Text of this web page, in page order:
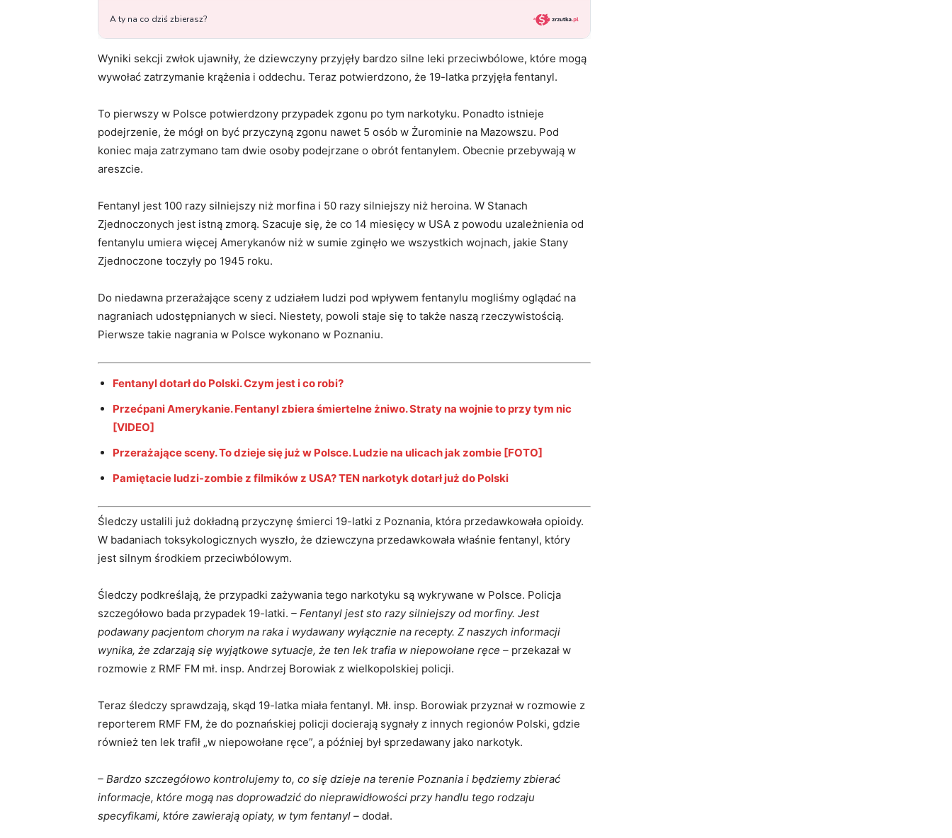
Wyniki sekcji zwłok ujawniły, że dziewczyny przyjęły bardzo silne leki przeciwbólowe, które mogą
wywołać zatrzymanie krążenia i oddechu. Teraz potwierdzono, że 19-latka przyjęła fentanyl.
To pierwszy w Polsce potwierdzony przypadek zgonu po tym narkotyku. Ponadto istnieje
podejrzenie, że mógł on być przyczyną zgonu nawet 5 osób w Żurominie na Mazowszu. Pod
koniec maja zatrzymano tam dwie osoby podejrzane o obrót fentanylem. Obecnie przebywają w
areszcie.
Fentanyl jest 100 razy silniejszy niż morfina i 50 razy silniejszy niż heroina. W Stanach
Zjednoczonych jest istną zmorą. Szacuje się, że co 14 miesięcy w USA z powodu uzależnienia od
fentanylu umiera więcej Amerykanów niż w sumie zginęło we wszystkich wojnach, jakie Stany
Zjednoczone toczyły po 1945 roku.
Do niedawna przerażające sceny z udziałem ludzi pod wpływem fentanylu mogliśmy oglądać na
nagraniach udostępnianych w sieci. Niestety, powoli staje się to także naszą rzeczywistością.
Pierwsze takie nagrania w Polsce wykonano w Poznaniu.
Fentanyl dotarł do Polski. Czym jest i co robi?
Przećpani Amerykanie. Fentanyl zbiera śmiertelne żniwo. Straty na wojnie to przy tym nic
[VIDEO]
Przerażające sceny. To dzieje się już w Polsce. Ludzie na ulicach jak zombie [FOTO]
Pamiętacie ludzi-zombie z filmików z USA? TEN narkotyk dotarł już do Polski
Śledczy ustalili już dokładną przyczynę śmierci 19-latki z Poznania, która przedawkowała opioidy.
W badaniach toksykologicznych wyszło, że dziewczyna przedawkowała właśnie fentanyl, który
jest silnym środkiem przeciwbólowym.
Śledczy podkreślają, że przypadki zażywania tego narkotyku są wykrywane w Polsce. Policja
szczegółowo bada przypadek 19-latki. – Fentanyl jest sto razy silniejszy od morfiny. Jest
podawany pacjentom chorym na raka i wydawany wyłącznie na recepty. Z naszych informacji
wynika, że zdarzają się wyjątkowe sytuacje, że ten lek trafia w niepowołane ręce – przekazał w
rozmowie z RMF FM mł. insp. Andrzej Borowiak z wielkopolskiej policji.
Teraz śledczy sprawdzają, skąd 19-latka miała fentanyl. Mł. insp. Borowiak przyznał w rozmowie z
reporterem RMF FM, że do poznańskiej policji docierają sygnały z innych regionów Polski, gdzie
również ten lek trafił „w niepowołane ręce”, a później był sprzedawany jako narkotyk.
– Bardzo szczegółowo kontrolujemy to, co się dzieje na terenie Poznania i będziemy zbierać
informacje, które mogą nas doprowadzić do nieprawidłowości przy handlu tego rodzaju
specyfikami, które zawierają opiaty, w tym fentanyl – dodał.